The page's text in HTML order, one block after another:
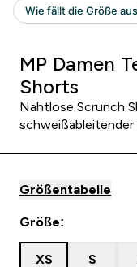
MP Damen
Shorts
Nahtlose Scrunch
schweißableitender
Größentabelle
Größe:
XS S